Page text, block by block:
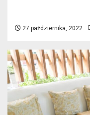
27 października, 2022